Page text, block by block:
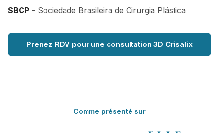
SBCP - Sociedade Brasileira de Cirurgia Plástica
Prenez RDV pour une consultation 3D Crisalix
Comme présenté sur